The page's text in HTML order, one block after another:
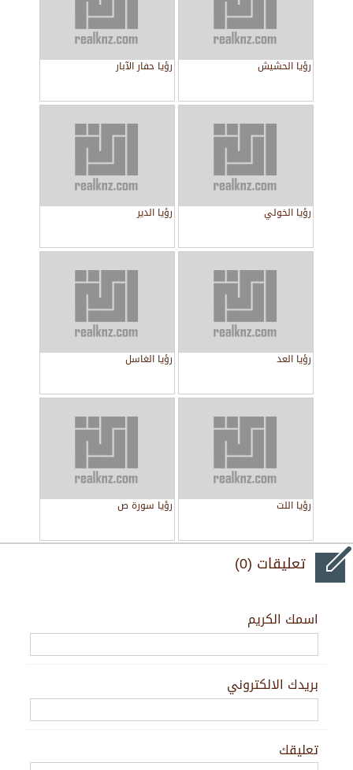
رؤيا الحشيش رؤيا حفار الآبار
رؤيا الخولي رؤيا الدير
رؤيا العد رؤيا الغاسل
رؤيا اللت رؤيا سورة ص
تعليقات (0)
اسمك الكريم
بريدك الالكتروني
تعليقك